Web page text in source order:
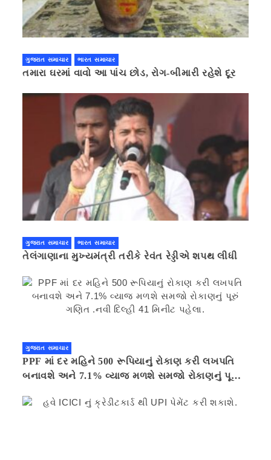
ગુજરાત સમાચાર ભારત સમાચાર
તમારા ઘરમાં વાવો આ પાંચ છોડ, રોગ-બીમારી રહેશે દૂર
ગુજરાત સમાચાર ભારત સમાચાર
તેલંગાણાના મુખ્યમંત્રી તરીકે રેવંત રેડ્ડીએ શપથ લીધી
ગુજરાત સમાચાર
PPF માં દર મહિને 500 રૂપિયાનું રોકાણ કરી લખપતિ
બનાવશે અને 7.1% વ્યાજ મળશે સમજો રોકાણનું પૂરું